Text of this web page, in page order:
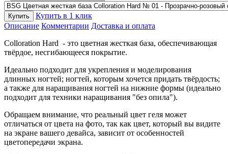
Купить
Купить в 1 клик
Описание Комментарии Доставка и оплата
Colloration Hard - это цветная жесткая база, обеспечивающая
твёрдое, несгибающееся покрытие.
Идеально подходит для укрепления и моделирования
длинных ногтей; ногтей, которым хочется придать твёрдость;
а также для наращивания ногтей на нижние формы (идеально
подходит для техники наращивания "без опила").
Обращаем внимание, что реальный цвет геля может
отличаться от цвета на фото, так как цвет, который вы видите
на экране вашего девайса, зависит от особенностей
цветопередачи экрана.